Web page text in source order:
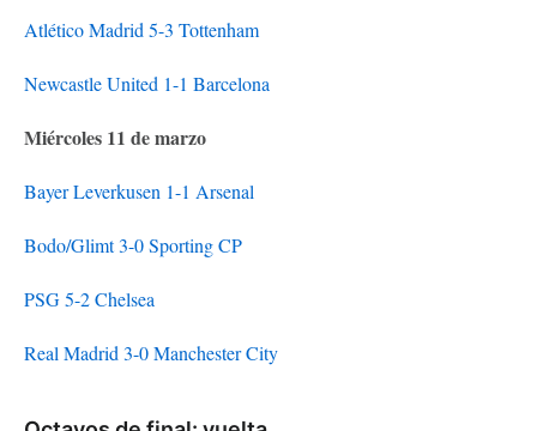
Atlético Madrid 5-3 Tottenham
Newcastle United 1-1 Barcelona
Miércoles 11 de marzo
Bayer Leverkusen 1-1 Arsenal
Bodo/Glimt 3-0 Sporting CP
PSG 5-2 Chelsea
Real Madrid 3-0 Manchester City